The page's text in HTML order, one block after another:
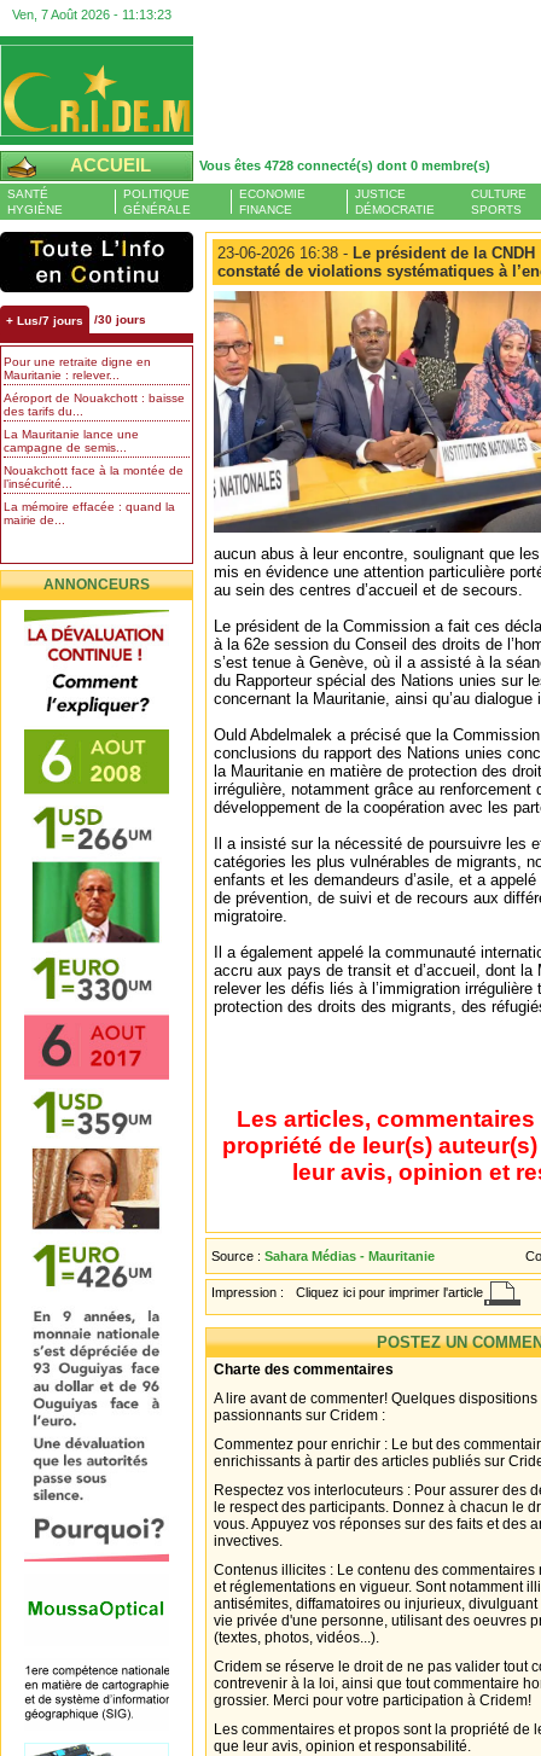
Ven, 7 Août 2026 - 11:13:23
ACCUEIL Vous êtes 4728 connecté(s) dont 0 membre(s)
SANTÉ
HYGIÈNE
POLITIQUE
GÉNÉRALE
ECONOMIE
FINANCE
JUSTICE
DÉMOCRATIE
CULTURE
SPORTS
+ Lus/7 jours /30 jours
Pour une retraite digne en
Mauritanie : relever...
Aéroport de Nouakchott : baisse
des tarifs du...
La Mauritanie lance une
campagne de semis...
Nouakchott face à la montée de
l’insécurité...
La mémoire effacée : quand la
mairie de...
ANNONCEURS
23-06-2026 16:38 - Le président de la
constaté de violations systématiques à
aucun abus à leur encontre, soulignant que
mis en évidence une attention particulière
au sein des centres d’accueil et de secours.
Le président de la Commission a fait ces
à la 62e session du Conseil des droits de
s’est tenue à Genève, où il a assisté à la
du Rapporteur spécial des Nations unies sur
concernant la Mauritanie, ainsi qu’au
Ould Abdelmalek a précisé que la
conclusions du rapport des Nations unies
la Mauritanie en matière de protection des
irrégulière, notamment grâce au renforcement
développement de la coopération avec les
Il a insisté sur la nécessité de poursuivre les
catégories les plus vulnérables de migrants,
enfants et les demandeurs d’asile, et a
de prévention, de suivi et de recours aux
migratoire.
Il a également appelé la communauté
accru aux pays de transit et d’accueil, dont la
relever les défis liés à l’immigration
protection des droits des migrants, des
Les articles,
propriété de leur(s)
leur avis, opinion et
Source : Sahara Médias - Mauritanie
Impression : Cliquez ici pour imprimer l'article
POSTEZ UN
Charte des commentaires
A lire avant de commenter! Quelques
passionnants sur Cridem :
Commentez pour enrichir : Le but des
enrichissants à partir des articles publiés sur
Respectez vos interlocuteurs : Pour assurer des
le respect des participants. Donnez à chacun le
vous. Appuyez vos réponses sur des faits et des
invectives.
Contenus illicites : Le contenu des
et réglementations en vigueur. Sont notamment
antisémites, diffamatoires ou injurieux,
vie privée d'une personne, utilisant des oeuvres
(textes, photos, vidéos...).
Cridem se réserve le droit de ne pas valider tout
contrevenir à la loi, ainsi que tout commentaire
grossier. Merci pour votre participation à Cridem!
Les commentaires et propos sont la propriété de
que leur avis, opinion et responsabilité.